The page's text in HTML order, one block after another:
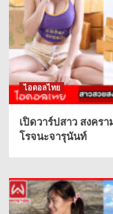
ไอดอลไทย
เปิดวาร์ปสาว สงคร
โรจนะจารุนันท์